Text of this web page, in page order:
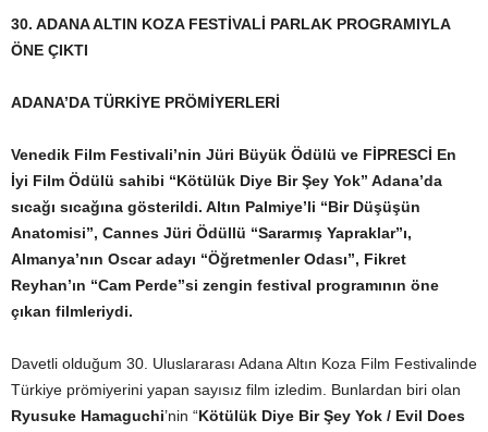
30. ADANA ALTIN KOZA FESTİVALİ PARLAK PROGRAMIYLA
ÖNE ÇIKTI
ADANA’DA TÜRKİYE PRÖMİYERLERİ
Venedik Film Festivali’nin Jüri Büyük Ödülü ve FİPRESCİ En
İyi Film Ödülü sahibi “Kötülük Diye Bir Şey Yok” Adana’da
sıcağı sıcağına gösterildi. Altın Palmiye’li “Bir Düşüşün
Anatomisi”, Cannes Jüri Ödüllü “Sararmış Yapraklar”ı,
Almanya’nın Oscar adayı “Öğretmenler Odası”, Fikret
Reyhan’ın “Cam Perde”si zengin festival programının öne
çıkan filmleriydi.
Davetli olduğum 30. Uluslararası Adana Altın Koza Film Festivalinde
Türkiye prömiyerini yapan sayısız film izledim. Bunlardan biri olan
Ryusuke Hamaguchi’nin “Kötülük Diye Bir Şey Yok / Evil Does